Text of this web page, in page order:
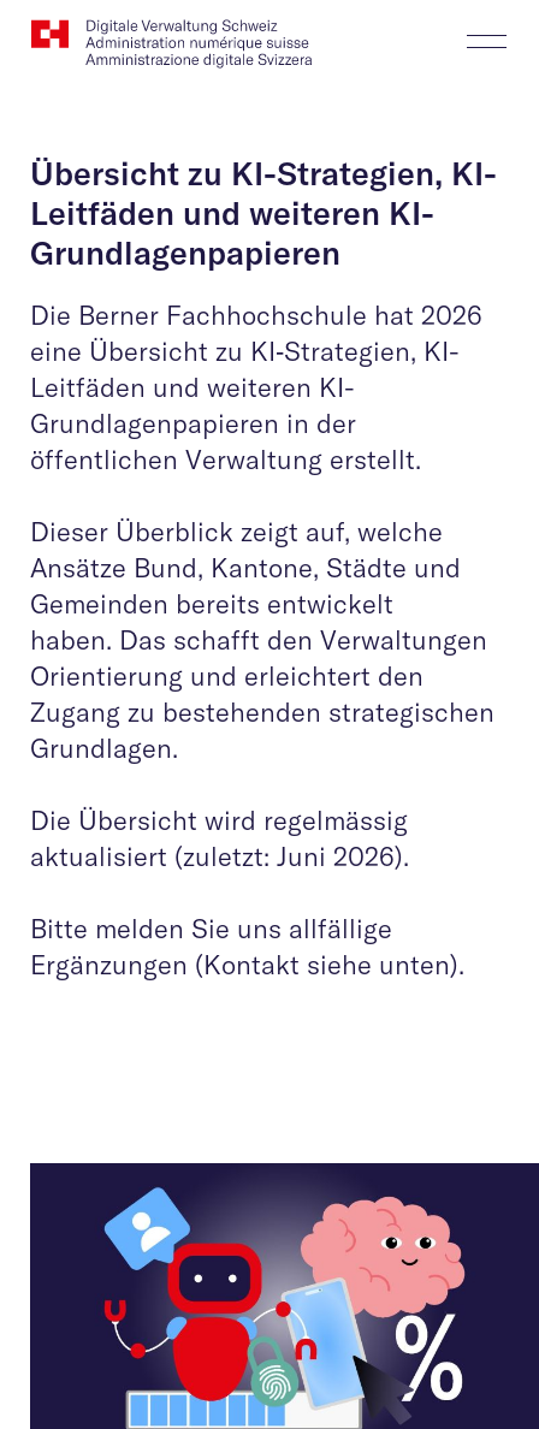
Website
Logo
Übersicht zu KI-Strategien, KI-
Leitfäden und weiteren KI-
Grundlagenpapieren
Die Berner Fachhochschule hat 2026
eine Übersicht zu KI‑Strategien, KI-
Leitfäden und weiteren KI-
Grundlagenpapieren in der
öffentlichen Verwaltung erstellt.
Dieser Überblick zeigt auf, welche
Ansätze Bund, Kantone, Städte und
Gemeinden bereits entwickelt
haben. Das schafft den Verwaltungen
Orientierung und erleichtert den
Zugang zu bestehenden strategischen
Grundlagen.
Die Übersicht wird regelmässig
aktualisiert (zuletzt: Juni 2026).
Bitte melden Sie uns allfällige
Ergänzungen (Kontakt siehe unten).